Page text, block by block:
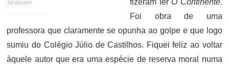
Streliaev
fizeram ler O Continente.
Foi obra de uma
professora que claramente se opunha ao golpe e que logo
sumiu do Colégio Júlio de Castilhos. Fiquei feliz ao voltar
àquele autor que era uma espécie de reserva moral numa